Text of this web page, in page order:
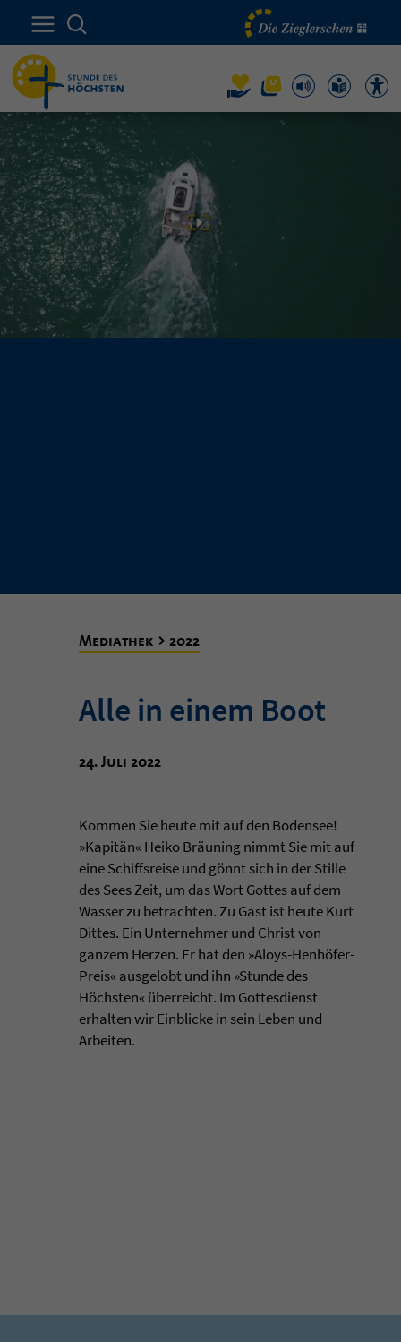
Mediathek > 2022
Alle in einem Boot
24. Juli 2022
Kommen Sie heute mit auf den Bodensee!
»Kapitän« Heiko Bräuning nimmt Sie mit auf
eine Schiffsreise und gönnt sich in der Stille
des Sees Zeit, um das Wort Gottes auf dem
Wasser zu betrachten. Zu Gast ist heute Kurt
Dittes. Ein Unternehmer und Christ von
ganzem Herzen. Er hat den »Aloys-Henhöfer-
Preis« ausgelobt und ihn »Stunde des
Höchsten« überreicht. Im Gottesdienst
erhalten wir Einblicke in sein Leben und
Arbeiten.